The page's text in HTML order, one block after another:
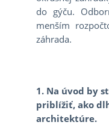
do gýču.
menším
záhrada.
1. Na úvod by
priblížiť, ako
architektúre.